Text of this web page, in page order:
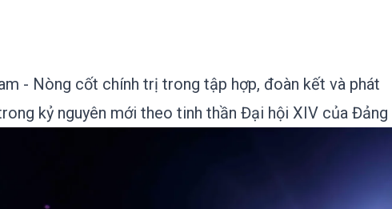
- Nòng cốt chính trị trong tập hợp, đoàn kết và phát
kỷ nguyên mới theo tinh thần Đại hội XIV của Đảng